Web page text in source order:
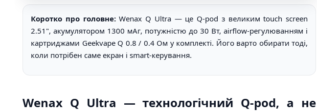
Коротко про головне:Wenax Q Ultra — це Q-pod з великим touch screen
2.51", акумулятором 1300 мАг, потужністю до 30 Вт, airflow-регулюванням і
картриджами Geekvape Q 0.8 / 0.4 Ом у комплекті. Його варто обирати тоді,
коли потрібен саме екран і smart-керування.
Wenax Q Ultra — технологічний Q-pod, а не